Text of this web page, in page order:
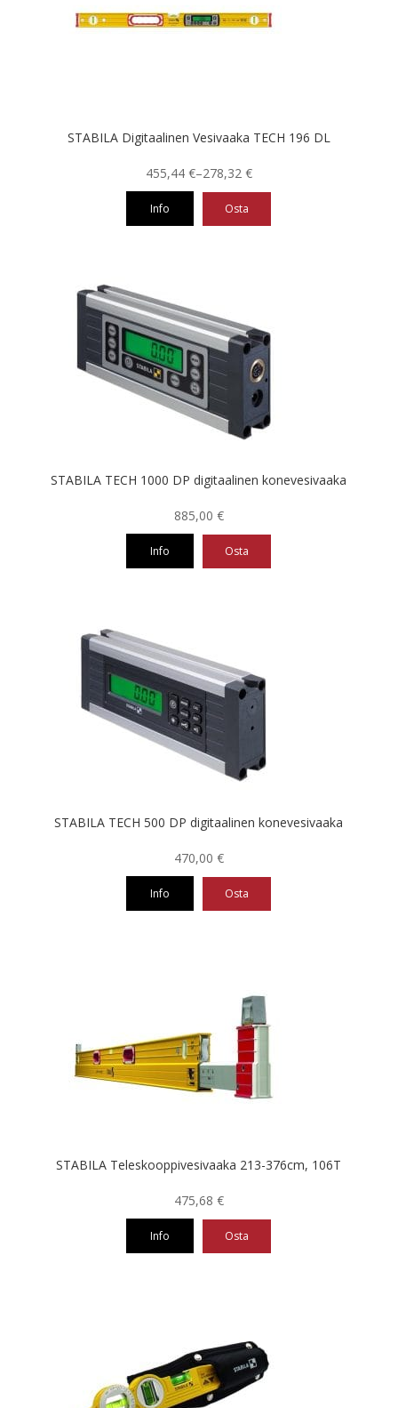
STABILA Digitaalinen Vesivaaka TECH 196 DL
278,32 €
–
455,44 €Hintaluokka:
278,32 €
Info Osta
useampi
muunnelma.
STABILA TECH 1000 DP digitaalinen konevesivaaka
885,00 €
Info Osta
STABILA TECH 500 DP digitaalinen konevesivaaka
470,00 €
Info Osta
STABILA Teleskooppivesivaaka 213-376cm, 106T
475,68 €
Info Osta